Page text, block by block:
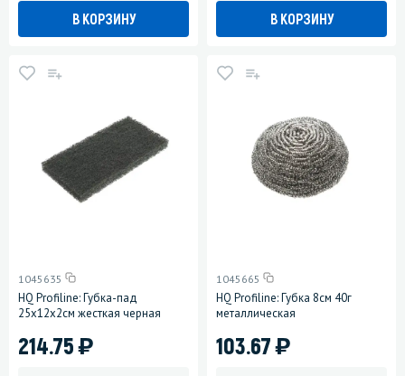
В КОРЗИНУ В КОРЗИНУ
1045635
HQ Profiline: Губка-пад
25х12х2см жесткая черная
214.75)
1045665
HQ Profiline: Губка 8см 40г
металлическая
103.67)